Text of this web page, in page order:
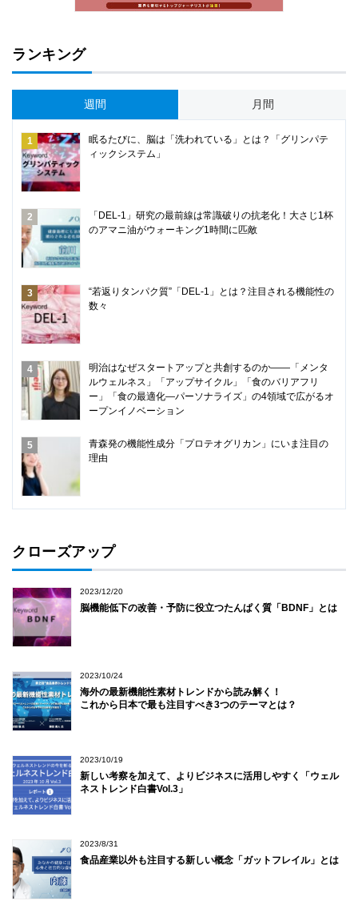
ランキング
週間 月間
眠るたびに、脳は「洗われている」とは？「グリンパテ
ィックシステム」
「DEL-1」研究の最前線は常識破りの抗老化！大さじ1杯
のアマニ油がウォーキング1時間に匹敵
“若返りタンパク質”「DEL-1」とは？注目される機能性の
数々
明治はなぜスタートアップと共創するのか――「メンタ
ルウェルネス」「アップサイクル」「食のバリアフリ
ー」「食の最適化―パーソナライズ」の4領域で広がるオ
ープンイノベーション
青森発の機能性成分「プロテオグリカン」にいま注目の
理由
クローズアップ
2023/12/20
脳機能低下の改善・予防に役立つたんぱく質「BDNF」とは
2023/10/24
海外の最新機能性素材トレンドから読み解く！
これから日本で最も注目すべき3つのテーマとは？
2023/10/19
新しい考察を加えて、よりビジネスに活用しやすく「ウェル
ネストレンド白書Vol.3」
2023/8/31
食品産業以外も注目する新しい概念「ガットフレイル」とは